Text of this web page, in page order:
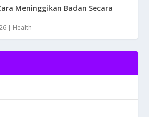
Meninggikan Badan Secara
| Health